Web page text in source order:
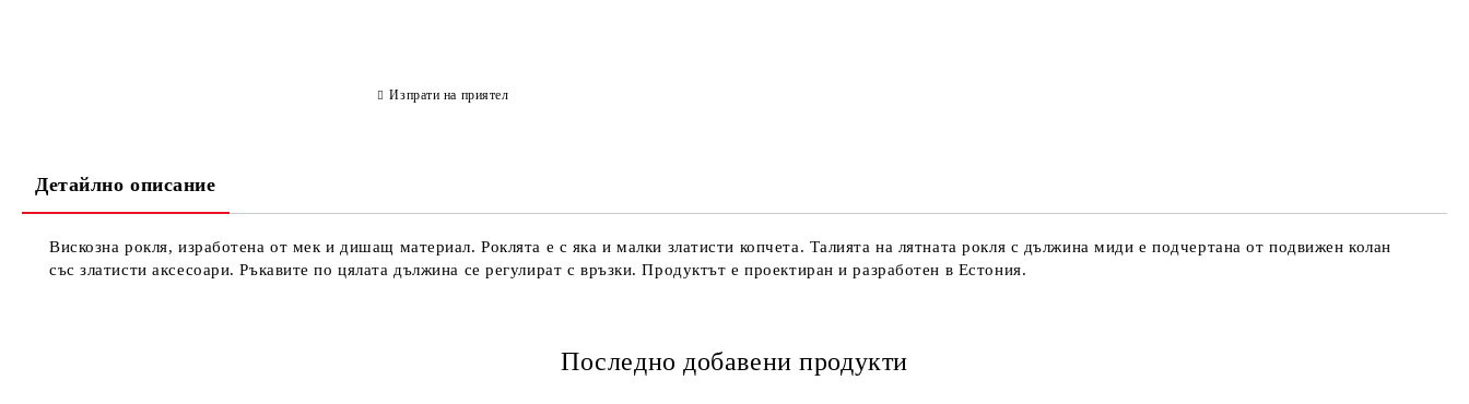
Изпрати на приятел
Детайлно описание
Вискозна рокля, изработена от мек и дишащ материал. Роклята е с яка и малки златисти копчета. Талията на лятната рокля с дължина миди е подчертана от подвижен колан
със златисти аксесоари. Ръкавите по цялата дължина се регулират с връзки. Продуктът е проектиран и разработен в Естония.
Последно добавени продукти